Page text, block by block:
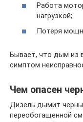
Работа
нагрузкой;
Потеря
Бывает, что дым из
симптом
Чем опасен
Дизель дымит
переобогащенной